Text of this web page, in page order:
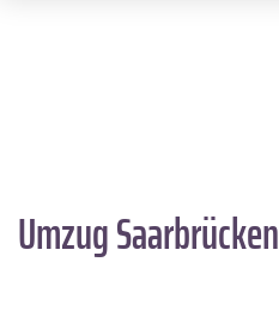
Umzug Saarbrücken